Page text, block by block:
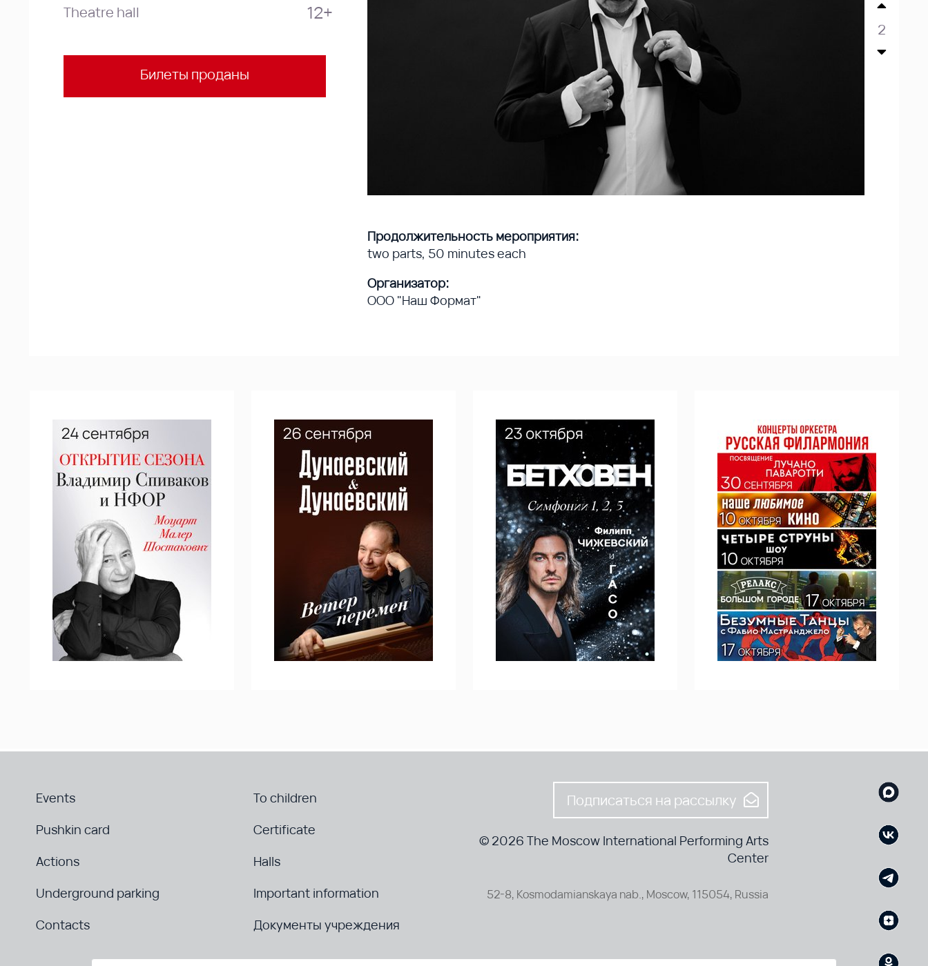
Theatre hall 12+
Билеты проданы
2
Продолжительность мероприятия:
two parts, 50 minutes each
Организатор:
ООО "Наш Формат"
Events
To children
Pushkin card
Certificate
Actions
Halls
Underground parking
Important information
Contacts
Документы учреждения
Подписаться на рассылку
© 2026 The Moscow International Performing Arts
Center
52-8, Kosmodamianskaya nab., Moscow, 115054, Russia